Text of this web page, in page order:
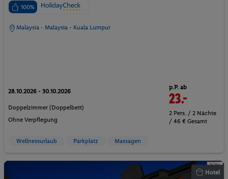
100%
Malaysia - Malaysia - Kuala Lumpur
28.10.2026 - 30.10.2026
Doppelzimmer (Doppelbett)
Ohne Verpflegung
p.P. ab
23.-
2 Pers. / 2 Nächte
/ 46 € Gesamt
Wellnessurlaub Parkplatz Massagen
Hotel